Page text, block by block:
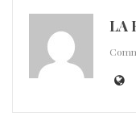
LA